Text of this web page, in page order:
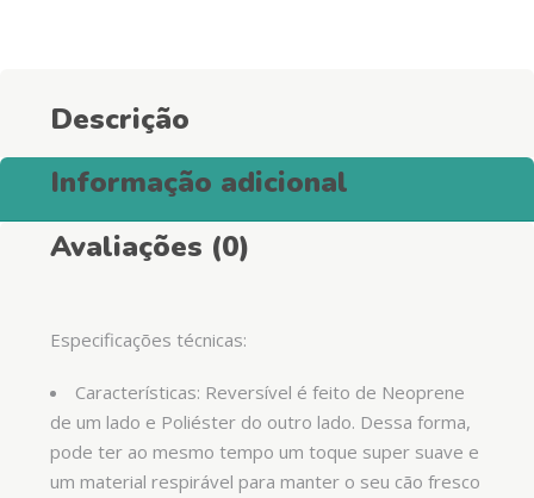
Descrição
Informação adicional
Avaliações (0)
Especificações técnicas:
Características: Reversível é feito de Neoprene
de um lado e Poliéster do outro lado. Dessa forma,
pode ter ao mesmo tempo um toque super suave e
um material respirável para manter o seu cão fresco